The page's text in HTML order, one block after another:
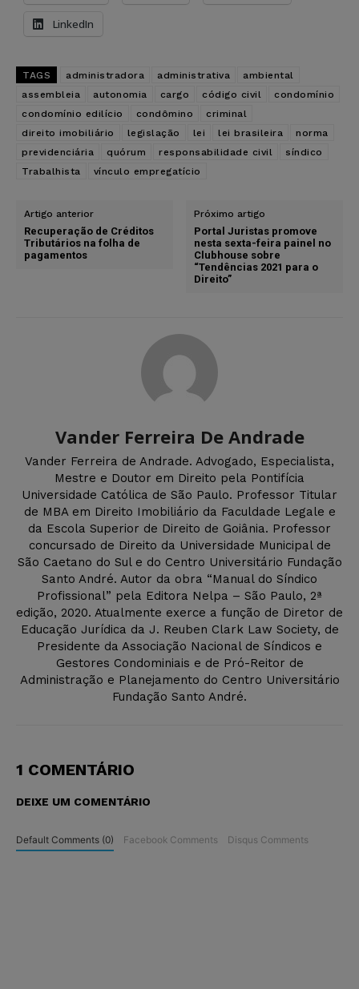
LinkedIn
TAGS administradora administrativa
ambiental
assembleia
autonomia cargo código civil
condomínio
condomínio edilício
condômino
criminal
direito imobiliário
legislação lei lei brasileira
norma
previdenciária
quórum responsabilidade civil
síndico
Trabalhista
vínculo empregatício
Artigo anterior
Recuperação de Créditos
Tributários na folha de
pagamentos
Próximo artigo
Portal Juristas promove
nesta sexta-feira painel no
Clubhouse sobre
“Tendências 2021 para o
Direito”
Vander Ferreira De Andrade
Vander Ferreira de Andrade. Advogado, Especialista,
Mestre e Doutor em Direito pela Pontifícia
Universidade Católica de São Paulo. Professor Titular
de MBA em Direito Imobiliário da Faculdade Legale e
da Escola Superior de Direito de Goiânia. Professor
concursado de Direito da Universidade Municipal de
São Caetano do Sul e do Centro Universitário Fundação
Santo André. Autor da obra “Manual do Síndico
Profissional” pela Editora Nelpa – São Paulo, 2ª
edição, 2020. Atualmente exerce a função de Diretor de
Educação Jurídica da J. Reuben Clark Law Society, de
Presidente da Associação Nacional de Síndicos e
Gestores Condominiais e de Pró-Reitor de
Administração e Planejamento do Centro Universitário
Fundação Santo André.
1 COMENTÁRIO
DEIXE UM COMENTÁRIO
Default Comments (0) Facebook Comments Disqus Comments